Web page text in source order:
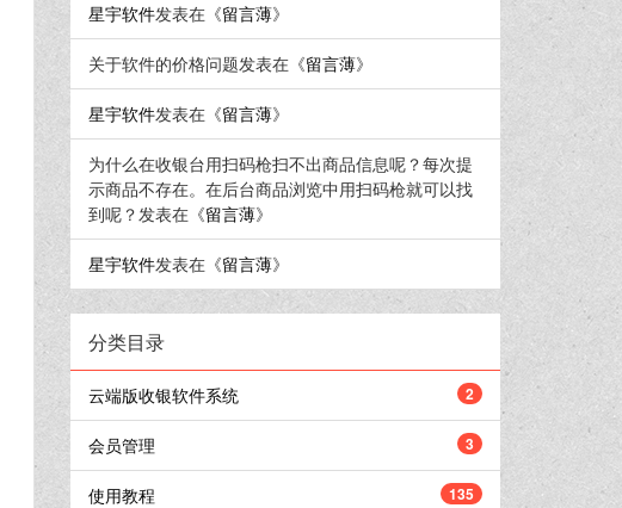
星宇软件发表在《留言薄》
关于软件的价格问题发表在《留言薄》
星宇软件发表在《留言薄》
为什么在收银台用扫码枪扫不出商品信息呢？每次提
示商品不存在。在后台商品浏览中用扫码枪就可以找
到呢？发表在《留言薄》
星宇软件发表在《留言薄》
分类目录
云端版收银软件系统 2
会员管理 3
使用教程 135